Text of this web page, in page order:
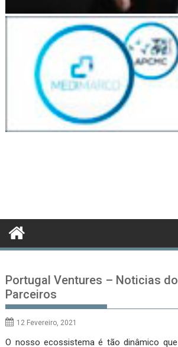
Portugal Ventures – Noticias
Parceiros
12 Fevereiro, 2021
O nosso ecossistema é tão dinâmico